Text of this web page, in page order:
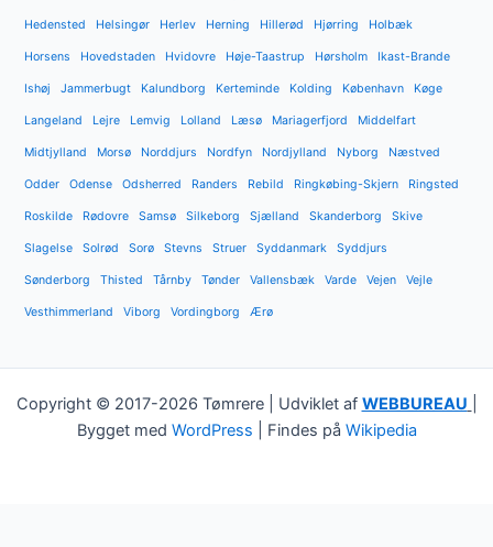
Hedensted Helsingør Herlev Herning Hillerød Hjørring Holbæk
Horsens Hovedstaden Hvidovre Høje-Taastrup Hørsholm Ikast-Brande
Ishøj Jammerbugt Kalundborg Kerteminde Kolding København Køge
Langeland Lejre Lemvig Lolland Læsø Mariagerfjord Middelfart
Midtjylland Morsø Norddjurs Nordfyn Nordjylland Nyborg Næstved
Odder Odense Odsherred Randers Rebild Ringkøbing-Skjern Ringsted
Roskilde Rødovre Samsø Silkeborg Sjælland Skanderborg Skive
Slagelse Solrød Sorø Stevns Struer Syddanmark Syddjurs
Sønderborg Thisted Tårnby Tønder Vallensbæk Varde Vejen Vejle
Vesthimmerland Viborg Vordingborg Ærø
Copyright © 2017-2026 Tømrere | Udviklet af WEBBUREAU
Bygget med WordPress | Findes på Wikipedia